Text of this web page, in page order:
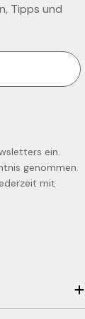
Tipps und
ein.
genommen.
mit